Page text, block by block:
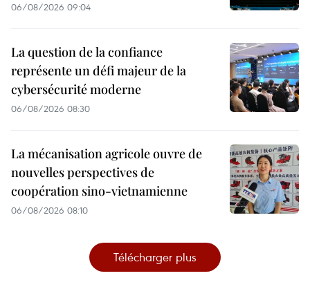
06/08/2026 09:04
La question de la confiance
représente un défi majeur de la
cybersécurité moderne
06/08/2026 08:30
La mécanisation agricole ouvre de
nouvelles perspectives de
coopération sino-vietnamienne
06/08/2026 08:10
Télécharger plus